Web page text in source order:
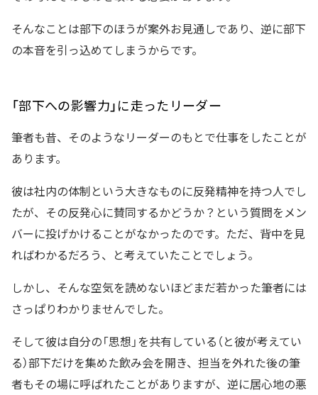
そんなことは部下のほうが案外お見通しであり、逆に部下
の本音を引っ込めてしまうからです。
「部下への影響力」に走ったリーダー
筆者も昔、そのようなリーダーのもとで仕事をしたことが
あります。
彼は社内の体制という大きなものに反発精神を持つ人でし
たが、その反発心に賛同するかどうか？という質問をメン
バーに投げかけることがなかったのです。ただ、背中を見
ればわかるだろう、と考えていたことでしょう。
しかし、そんな空気を読めないほどまだ若かった筆者には
さっぱりわかりませんでした。
そして彼は自分の「思想」を共有している（と彼が考えてい
る）部下だけを集めた飲み会を開き、担当を外れた後の筆
者もその場に呼ばれたことがありますが、逆に居心地の悪